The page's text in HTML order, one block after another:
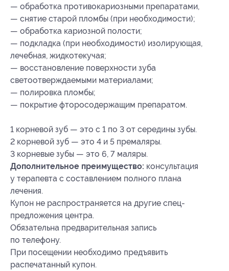
— обработка противокариозными препаратами,
— снятие старой пломбы (при необходимости);
— обработка кариозной полости;
— подкладка (при необходимости) изолирующая,
лечебная, жидкотекучая;
— восстановление поверхности зуба
светоотверждаемыми материалами;
— полировка пломбы;
— покрытие фторосодержащим препаратом.
1 корневой зуб — это с 1 по 3 от середины зубы.
2 корневой зуб — это 4 и 5 премаляры.
3 корневые зубы — это 6, 7 маляры.
Дополнительное преимущество: консультация
у терапевта с составлением полного плана
лечения.
Купон не распространяется на другие спец-
предложения центра.
Обязательна предварительная запись
по телефону.
При посещении необходимо предъявить
распечатанный купон.